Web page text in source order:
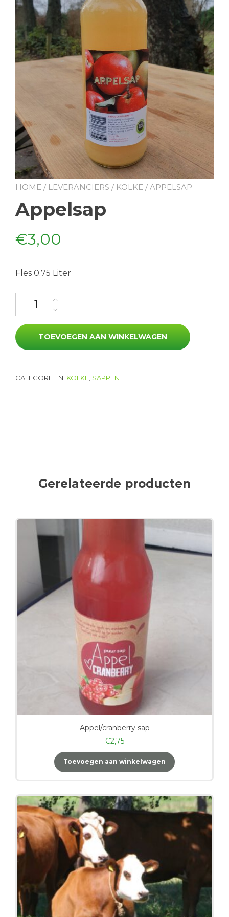
HOME / LEVERANCIERS / KOLKE / APPELSAP
Appelsap
€3,00
Fles 0.75 Liter
Appelsap aantal
TOEVOEGEN AAN WINKELWAGEN
CATEGORIEËN: KOLKE, SAPPEN
Gerelateerde producten
Appel/cranberry sap
€2,75
Toevoegen aan winkelwagen